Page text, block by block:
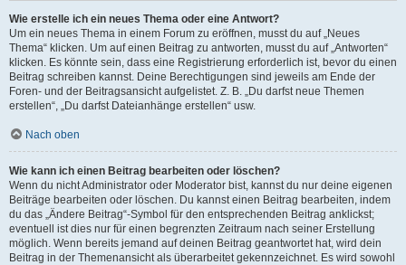
Wie erstelle ich ein neues Thema oder eine Antwort?
Um ein neues Thema in einem Forum zu eröffnen, musst du auf „Neues
Thema“ klicken. Um auf einen Beitrag zu antworten, musst du auf „Antworten“
klicken. Es könnte sein, dass eine Registrierung erforderlich ist, bevor du einen
Beitrag schreiben kannst. Deine Berechtigungen sind jeweils am Ende der
Foren- und der Beitragsansicht aufgelistet. Z. B. „Du darfst neue Themen
erstellen“, „Du darfst Dateianhänge erstellen“ usw.
Nach oben
Wie kann ich einen Beitrag bearbeiten oder löschen?
Wenn du nicht Administrator oder Moderator bist, kannst du nur deine eigenen
Beiträge bearbeiten oder löschen. Du kannst einen Beitrag bearbeiten, indem
du das „Ändere Beitrag“-Symbol für den entsprechenden Beitrag anklickst;
eventuell ist dies nur für einen begrenzten Zeitraum nach seiner Erstellung
möglich. Wenn bereits jemand auf deinen Beitrag geantwortet hat, wird dein
Beitrag in der Themenansicht als überarbeitet gekennzeichnet. Es wird sowohl